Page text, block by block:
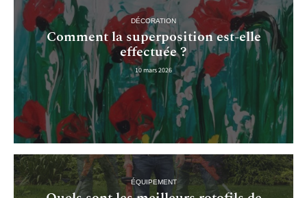
DÉCORATION
Comment la superposition est-elle
effectuée ?
10 mars 2026
ÉQUIPEMENT